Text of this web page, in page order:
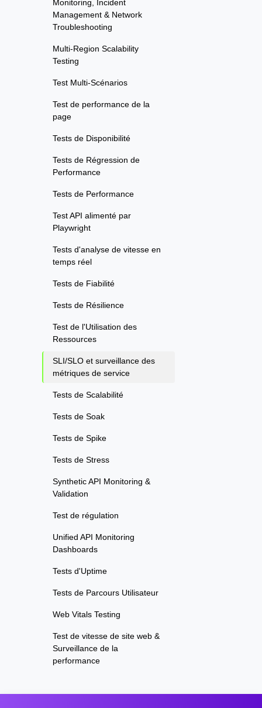
Monitoring, Incident
Management & Network
Troubleshooting
Multi-Region Scalability
Testing
Test Multi-Scénarios
Test de performance de la
page
Tests de Disponibilité
Tests de Régression de
Performance
Tests de Performance
Test API alimenté par
Playwright
Tests d'analyse de vitesse en
temps réel
Tests de Fiabilité
Tests de Résilience
Test de l'Utilisation des
Ressources
SLI/SLO et surveillance des
métriques de service
Tests de Scalabilité
Tests de Soak
Tests de Spike
Tests de Stress
Synthetic API Monitoring &
Validation
Test de régulation
Unified API Monitoring
Dashboards
Tests d'Uptime
Tests de Parcours Utilisateur
Web Vitals Testing
Test de vitesse de site web &
Surveillance de la
performance